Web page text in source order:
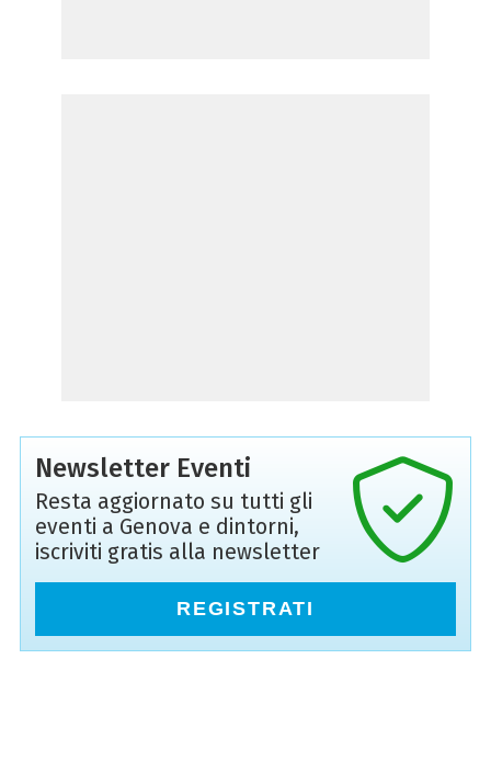
Newsletter Eventi
Resta aggiornato su tutti gli
eventi a Genova e dintorni,
iscriviti gratis alla newsletter
REGISTRATI